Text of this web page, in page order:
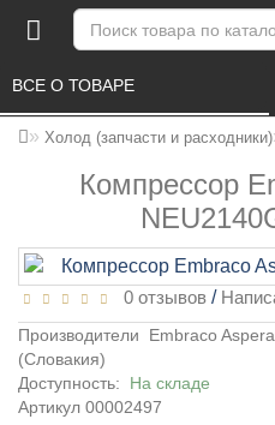
Холод (запчасти и расходники)
Компрессор
ВСЕ О ТОВАРЕ
0 отзывов /
Производители
Embraco Aspera
(Словакия)
Доступность: На складе
Артикул 00002497